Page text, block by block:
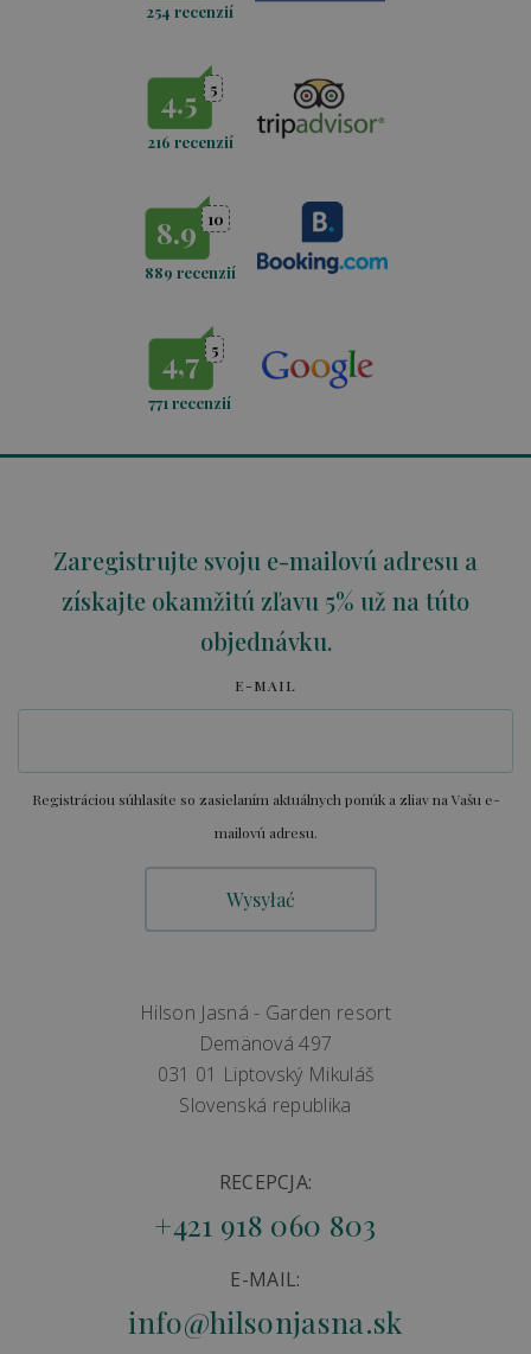
254 recenzií
4.5 5
216 recenzií
8.9 10
889 recenzií
4,7 5
771 recenzií
Zaregistrujte svoju e-mailovú adresu a
získajte okamžitú zľavu 5% už na túto
objednávku.
E-MAIL
Registráciou súhlasíte so zasielaním aktuálnych ponúk a zliav na Vašu e-
mailovú adresu.
Hilson Jasná - Garden resort
Demänová 497
031 01 Liptovský Mikuláš
Slovenská republika
RECEPCJA:
+421 918 060 803
E-MAIL:
info@hilsonjasna.sk